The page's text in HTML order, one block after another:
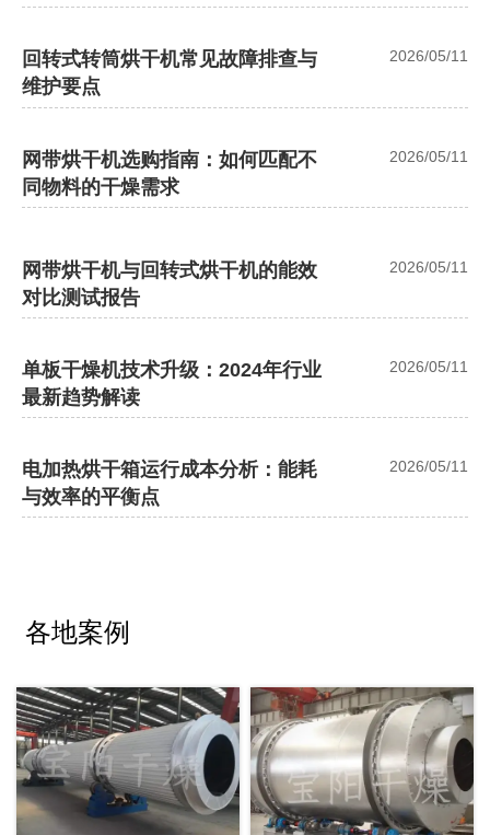
回转式转筒烘干机常见故障排查与
维护要点
2026/05/11
网带烘干机选购指南：如何匹配不
同物料的干燥需求
2026/05/11
网带烘干机与回转式烘干机的能效
对比测试报告
2026/05/11
单板干燥机技术升级：2024年行业
最新趋势解读
2026/05/11
电加热烘干箱运行成本分析：能耗
与效率的平衡点
2026/05/11
各地案例